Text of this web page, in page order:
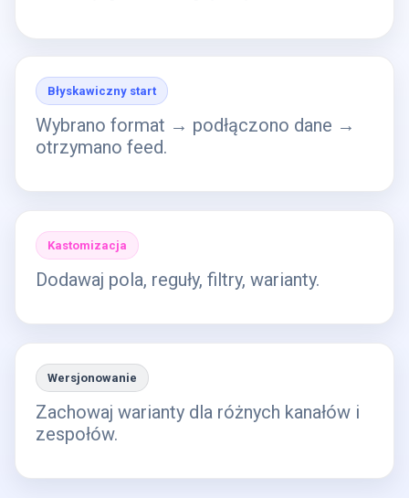
Błyskawiczny start
Wybrano format → podłączono dane →
otrzymano feed.
Kastomizacja
Dodawaj pola, reguły, filtry, warianty.
Wersjonowanie
Zachowaj warianty dla różnych kanałów i
zespołów.